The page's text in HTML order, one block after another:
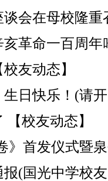
会在母校隆
革命一百周
友动态】
日快乐！(请
校友动态】
》首发仪式暨
(国光中学校